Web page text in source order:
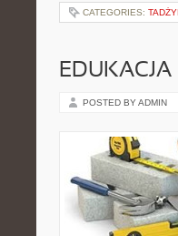
CATEGORIES:
POSTED BY ADMIN